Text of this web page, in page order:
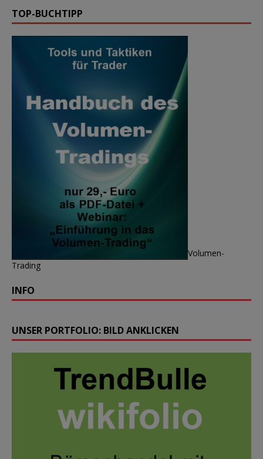
TOP-BUCHTIPP
Volumen-
Trading
INFO
UNSER PORTFOLIO: BILD ANKLICKEN